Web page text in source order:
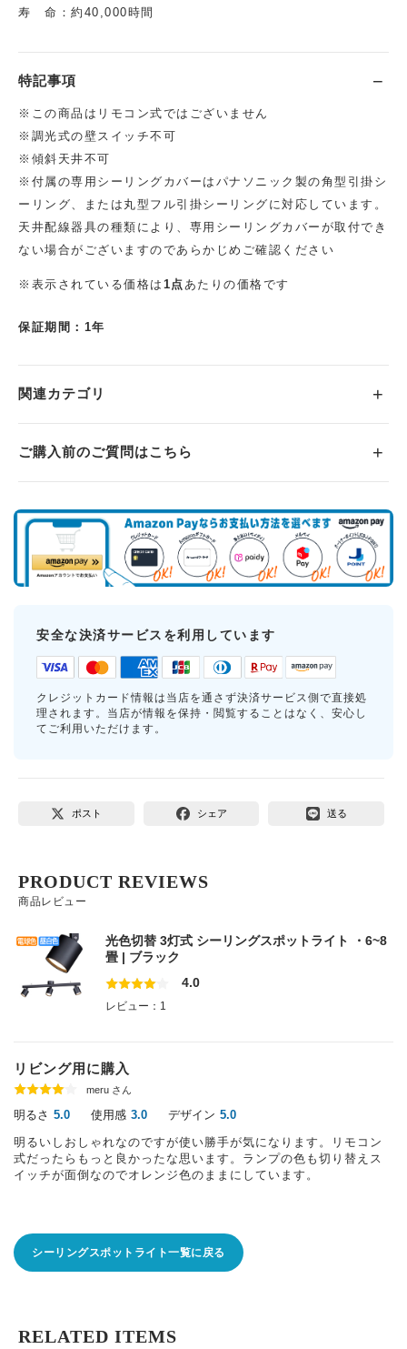
寿 命：約40,000時間
特記事項
※この商品はリモコン式ではございません
※調光式の壁スイッチ不可
※傾斜天井不可
※付属の専用シーリングカバーはパナソニック製の角型引掛シ
ーリング、または丸型フル引掛シーリングに対応しています。
天井配線器具の種類により、専用シーリングカバーが取付でき
ない場合がございますのであらかじめご確認ください
※表示されている価格は 1点あたりの価格です
保証期間：1年
関連カテゴリ
ご購入前のご質問はこちら
安全な決済サービスを利用しています
クレジットカード情報は当店を通さず決済サービス側で直接処
理されます。当店が情報を保持・閲覧することはなく、安心し
てご利用いただけます。
ポスト シェア 送る
商品レビュー
PRODUCT REVIEWS
光色切替 3灯式 シーリングスポットライト ・6~8
畳 | ブラック
4.0
レビュー：1
リビング用に購入
meru さん
明るさ 5.0 使用感 3.0 デザイン 5.0
明るいしおしゃれなのですが使い勝手が気になります。リモコン
式だったらもっと良かったな思います。ランプの色も切り替えス
イッチが面倒なのでオレンジ色のままにしています。
シーリングスポットライト一覧に戻る
RELATED ITEMS